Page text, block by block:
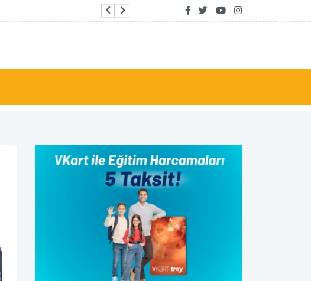
Tacikistan’da “Xi Jinping: Çin’in Yönetimi”